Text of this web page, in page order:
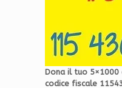
Dona il tuo 5×1000
codice fiscale